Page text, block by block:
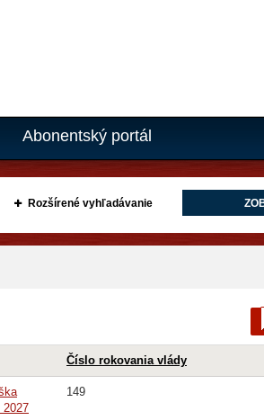
Abonentský portál
Rozšírené vyhľadávanie
Číslo rokovania vlády
2027
149